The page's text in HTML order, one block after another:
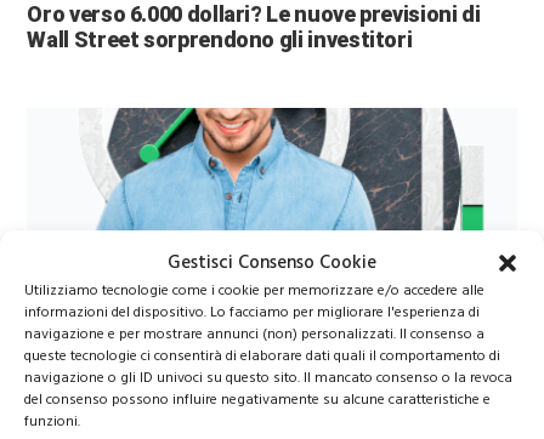
Gestisci Consenso Cookie
Utilizziamo tecnologie come i cookie per memorizzare e/o accedere alle
informazioni del dispositivo. Lo facciamo per migliorare l'esperienza di
navigazione e per mostrare annunci (non) personalizzati. Il consenso a
queste tecnologie ci consentirà di elaborare dati quali il comportamento di
navigazione o gli ID univoci su questo sito. Il mancato consenso o la revoca
del consenso possono influire negativamente su alcune caratteristiche e
funzioni.
Oro verso 6.000 dollari? Le nuove previsioni di
Wall Street sorprendono gli investitori
Azioni Bance Europee
Azioni banche europee da mettere nel mirino nei
prossimi mesi